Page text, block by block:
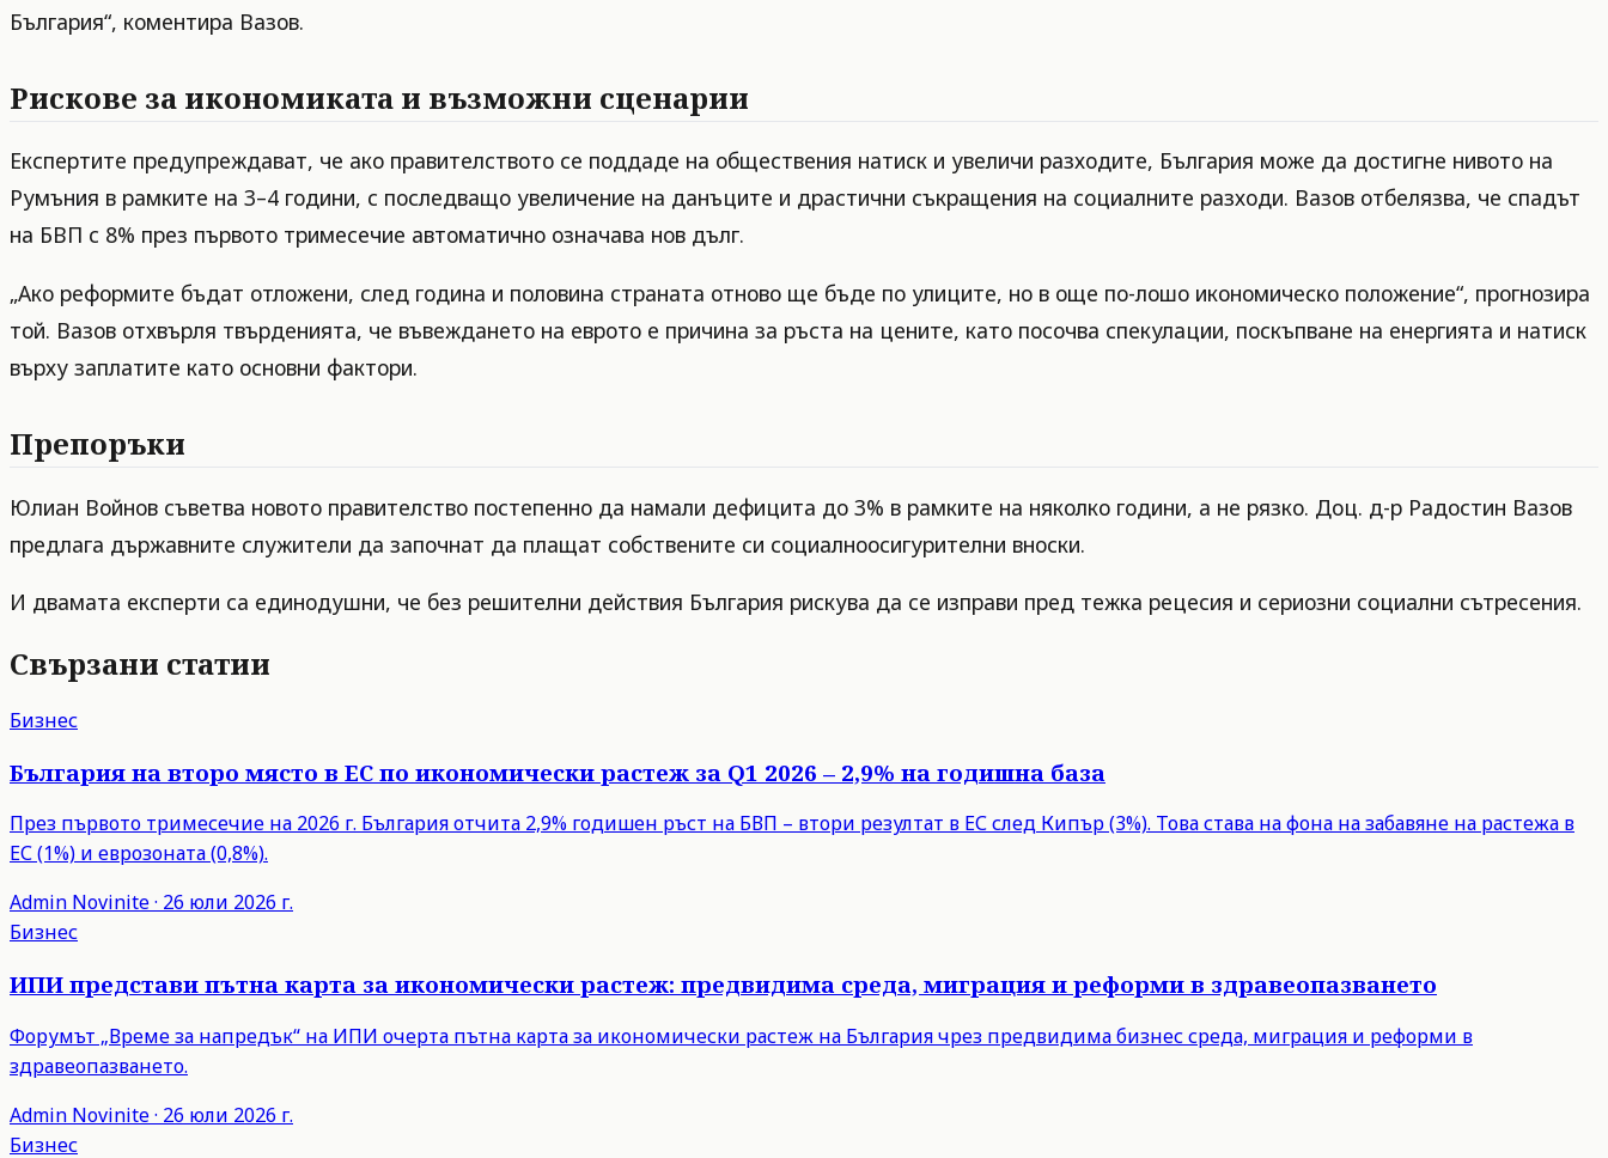
България“, коментира Вазов.
Рискове за икономиката и възможни сценарии
Експертите предупреждават, че ако правителството се поддаде на обществения натиск и увеличи разходите, България може да достигне нивото на
Румъния в рамките на 3–4 години, с последващо увеличение на данъците и драстични съкращения на социалните разходи. Вазов отбелязва, че спадът
на БВП с 8% през първото тримесечие автоматично означава нов дълг.
„Ако реформите бъдат отложени, след година и половина страната отново ще бъде по улиците, но в още по-лошо икономическо положение“, прогнозира
той. Вазов отхвърля твърденията, че въвеждането на еврото е причина за ръста на цените, като посочва спекулации, поскъпване на енергията и натиск
върху заплатите като основни фактори.
Препоръки
Юлиан Войнов съветва новото правителство постепенно да намали дефицита до 3% в рамките на няколко години, а не рязко. Доц. д-р Радостин Вазов
предлага държавните служители да започнат да плащат собствените си социалноосигурителни вноски.
И двамата експерти са единодушни, че без решителни действия България рискува да се изправи пред тежка рецесия и сериозни социални сътресения.
Свързани статии
Бизнес
България на второ място в ЕС по икономически растеж за Q1 2026 – 2,9% на годишна база
През първото тримесечие на 2026 г. България отчита 2,9% годишен ръст на БВП – втори резултат в ЕС след Кипър (3%). Това става на фона на забавяне на растежа в
ЕС (1%) и еврозоната (0,8%).
Admin Novinite· 26 юли 2026 г.
Бизнес
ИПИ представи пътна карта за икономически растеж: предвидима среда, миграция и реформи в здравеопазването
Форумът „Време за напредък“ на ИПИ очерта пътна карта за икономически растеж на България чрез предвидима бизнес среда, миграция и реформи в
здравеопазването.
Admin Novinite· 26 юли 2026 г.
Бизнес